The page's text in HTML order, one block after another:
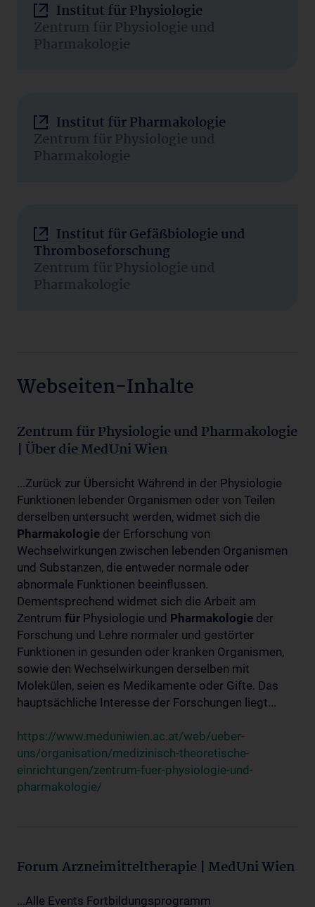
Institut für Physiologie
Zentrum für Physiologie und
Pharmakologie
Institut für Pharmakologie
Zentrum für Physiologie und
Pharmakologie
Institut für Gefäßbiologie und
Thromboseforschung
Zentrum für Physiologie und
Pharmakologie
Webseiten-Inhalte
Zentrum für Physiologie und Pharmakologie
| Über die MedUni Wien
...Zurück zur Übersicht Während in der Physiologie
Funktionen lebender Organismen oder von Teilen
derselben untersucht werden, widmet sich die
Pharmakologie der Erforschung von
Wechselwirkungen zwischen lebenden Organismen
und Substanzen, die entweder normale oder
abnormale Funktionen beeinflussen.
Dementsprechend widmet sich die Arbeit am
Zentrum für Physiologie und Pharmakologie der
Forschung und Lehre normaler und gestörter
Funktionen in gesunden oder kranken Organismen,
sowie den Wechselwirkungen derselben mit
Molekülen, seien es Medikamente oder Gifte. Das
hauptsächliche Interesse der Forschungen liegt...
https://www.meduniwien.ac.at/web/ueber-
uns/organisation/medizinisch-theoretische-
einrichtungen/zentrum-fuer-physiologie-und-
pharmakologie/
Forum Arzneimitteltherapie | MedUni Wien
...Alle Events Fortbildungsprogramm